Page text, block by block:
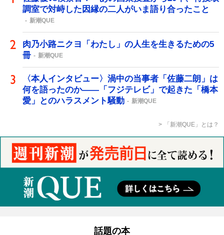
調室で対峙した因縁の二人がいま語り合ったこと
新潮QUE
肉乃小路ニクヨ「わたし」の人生を生きるための5
冊
新潮QUE
〈本人インタビュー〉渦中の当事者「佐藤二朗」は
何を語ったのか――「フジテレビ」で起きた「橋本
愛」とのハラスメント騒動
新潮QUE
「新潮QUE」とは？
話題の本